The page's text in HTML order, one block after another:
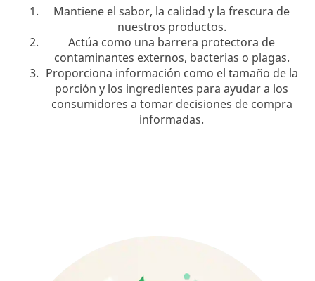
Mantiene el sabor, la calidad y la frescura de
nuestros productos.
Actúa como una barrera protectora de
contaminantes externos, bacterias o plagas.
Proporciona información como el tamaño de la
porción y los ingredientes para ayudar a los
consumidores a tomar decisiones de compra
informadas.